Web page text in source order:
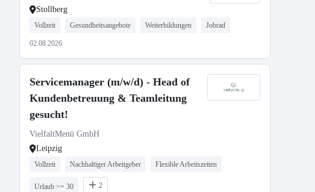
Stollberg
Vollzeit Gesundheitsangebote Weiterbildungen Jobrad
02.08.2026
Servicemanager (m/w/d) - Head of
Kundenbetreuung & Teamleitung
gesucht!
VielfaltMenü GmbH
Leipzig
Vollzeit Nachhaltiger Arbeitgeber Flexible Arbeitszeiten
Urlaub >= 30 2